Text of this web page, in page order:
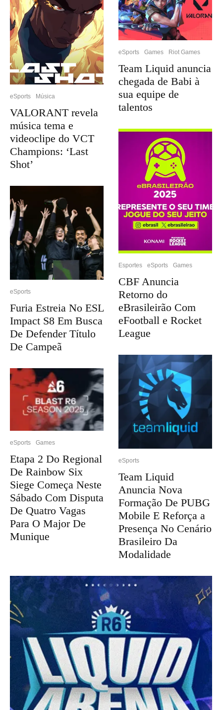
eSports Música
VALORANT revela
música tema e
videoclipe do VCT
Champions: ‘Last
Shot’
eSports
Furia Estreia No ESL
Impact S8 Em Busca
De Defender Título
De Campeã
eSports Games
Etapa 2 Do Regional
De Rainbow Six
Siege Começa Neste
Sábado Com Disputa
De Quatro Vagas
Para O Major De
Munique
eSports Games Riot Games
Team Liquid anuncia
chegada de Babi à
sua equipe de
talentos
Esportes eSports Games
CBF Anuncia
Retorno do
eBrasileirão Com
eFootball e Rocket
League
eSports
Team Liquid
Anuncia Nova
Formação De PUBG
Mobile E Reforça a
Presença No Cenário
Brasileiro Da
Modalidade